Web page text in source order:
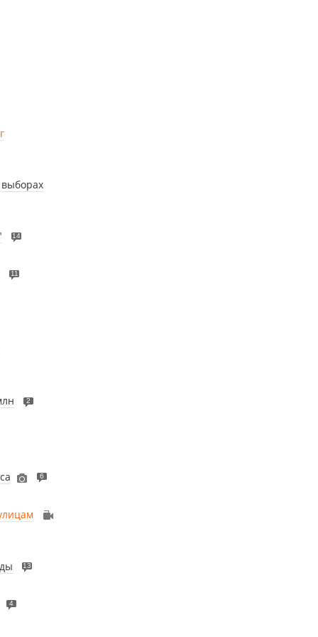
14
11
2
6
13
4